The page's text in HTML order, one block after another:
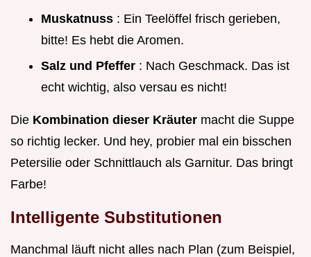
Muskatnuss : Ein Teelöffel frisch gerieben,
bitte! Es hebt die Aromen.
Salz und Pfeffer : Nach Geschmack. Das ist
echt wichtig, also versau es nicht!
Die Kombination dieser Kräuter macht die Suppe
so richtig lecker. Und hey, probier mal ein bisschen
Petersilie oder Schnittlauch als Garnitur. Das bringt
Farbe!
Intelligente Substitutionen
Manchmal läuft nicht alles nach Plan (zum Beispiel,